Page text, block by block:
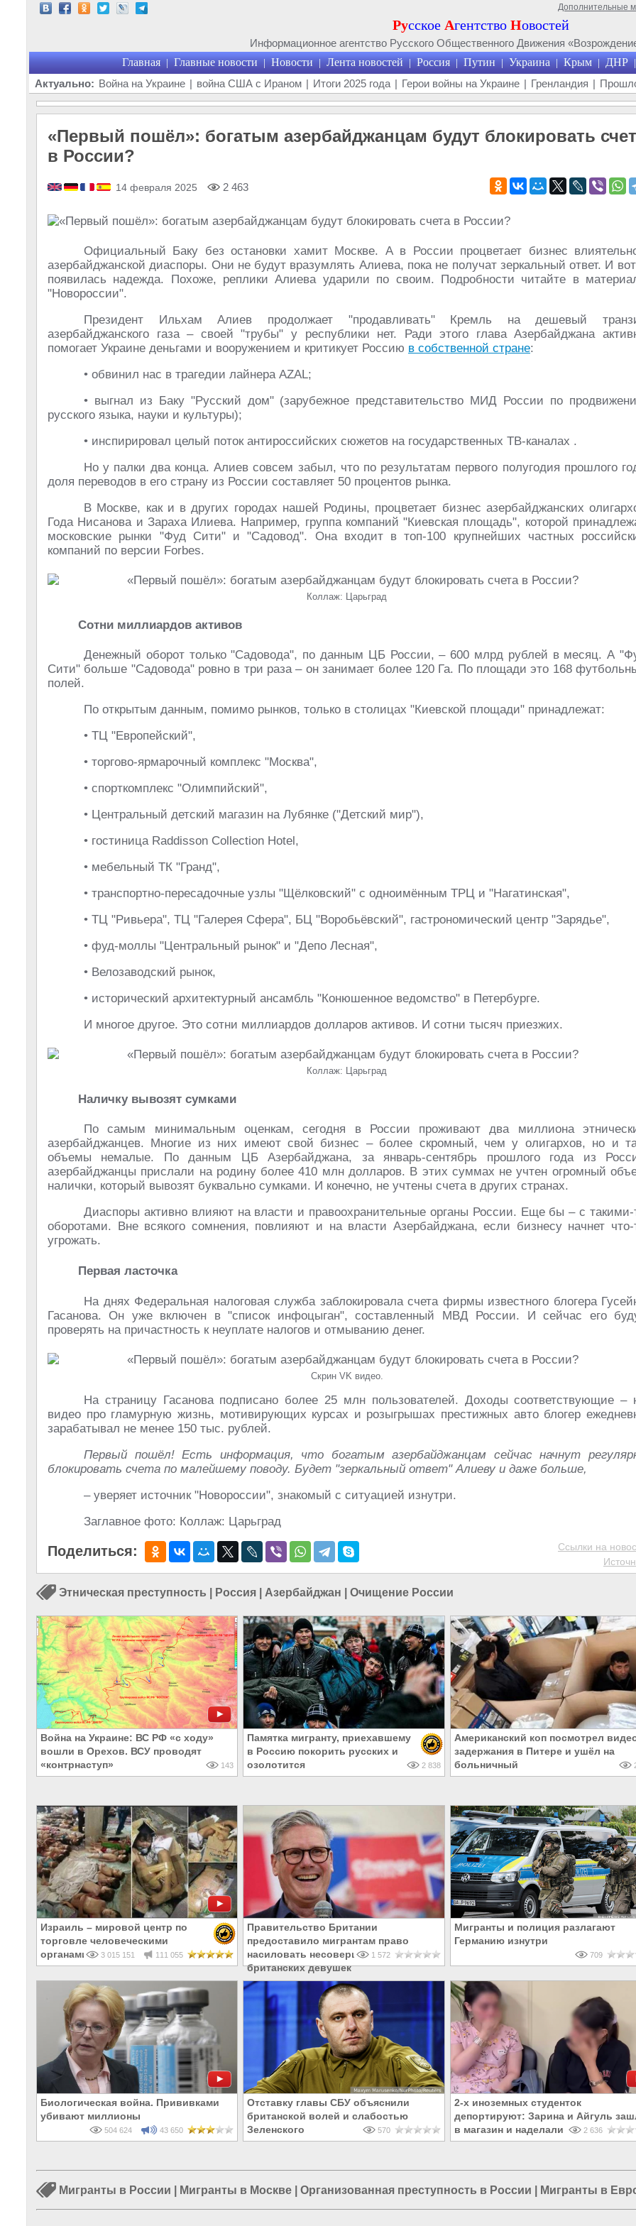
Дополнительные
Русское Агентство Новостей
Информационное агентство Русского Общественного Движения
Главная | Главные новости | Новости | Лента новостей | Россия | Путин | Украина | Крым | ДНР |
Актуально: Война на Украине | война США с Ираном | Итоги 2025 года | Герои войны на Украине | Гренландия |
«Первый пошёл»: богатым азербайджанцам будут блокировать
в России?
14 февраля 2025 2 463
Официальный Баку без остановки хамит Москве. А в России процветает бизнес
азербайджанской диаспоры. Они не будут вразумлять Алиева, пока не получат зеркальный ответ. И
появилась надежда. Похоже, реплики Алиева ударили по своим. Подробности читайте в
"Новороссии".
Президент Ильхам Алиев продолжает "продавливать" Кремль на дешевый
азербайджанского газа – своей "трубы" у республики нет. Ради этого глава Азербайджана
помогает Украине деньгами и вооружением и критикует Россию в собственной стране:
• обвинил нас в трагедии лайнера AZAL;
• выгнал из Баку "Русский дом" (зарубежное представительство МИД России по
русского языка, науки и культуры);
• инспирировал целый поток антироссийских сюжетов на государственных ТВ-каналах .
Но у палки два конца. Алиев совсем забыл, что по результатам первого полугодия прошлого
доля переводов в его страну из России составляет 50 процентов рынка.
В Москве, как и в других городах нашей Родины, процветает бизнес азербайджанских
Года Нисанова и Зараха Илиева. Например, группа компаний "Киевская площадь", которой
московские рынки "Фуд Сити" и "Садовод". Она входит в топ-100 крупнейших частных
компаний по версии Forbes.
Коллаж: Царьград
Сотни миллиардов активов
Денежный оборот только "Садовода", по данным ЦБ России, – 600 млрд рублей в месяц. А
Сити" больше "Садовода" ровно в три раза – он занимает более 120 Га. По площади это 168
полей.
По открытым данным, помимо рынков, только в столицах "Киевской площади" принадлежат:
• ТЦ "Европейский",
• торгово-ярмарочный комплекс "Москва",
• спорткомплекс "Олимпийский",
• Центральный детский магазин на Лубянке ("Детский мир"),
• гостиница Raddisson Collection Hotel,
• мебельный ТК "Гранд",
• транспортно-пересадочные узлы "Щёлковский" с одноимённым ТРЦ и "Нагатинская",
• ТЦ "Ривьера", ТЦ "Галерея Сфера", БЦ "Воробьёвский", гастрономический центр "Зарядье",
• фуд-моллы "Центральный рынок" и "Депо Лесная",
• Велозаводский рынок,
• исторический архитектурный ансамбль "Конюшенное ведомство" в Петербурге.
И многое другое. Это сотни миллиардов долларов активов. И сотни тысяч приезжих.
Коллаж: Царьград
Наличку вывозят сумками
По самым минимальным оценкам, сегодня в России проживают два миллиона
азербайджанцев. Многие из них имеют свой бизнес – более скромный, чем у олигархов, но и
объемы немалые. По данным ЦБ Азербайджана, за январь-сентябрь прошлого года из
азербайджанцы прислали на родину более 410 млн долларов. В этих суммах не учтен огромный
налички, который вывозят буквально сумками. И конечно, не учтены счета в других странах.
Диаспоры активно влияют на власти и правоохранительные органы России. Еще бы – с такими-
оборотами. Вне всякого сомнения, повлияют и на власти Азербайджана, если бизнесу начнет что-
угрожать.
Первая ласточка
На днях Федеральная налоговая служба заблокировала счета фирмы известного блогера
Гасанова. Он уже включен в "список инфоцыган", составленный МВД России. И сейчас его
проверять на причастность к неуплате налогов и отмыванию денег.
Скрин VK видео.
На страницу Гасанова подписано более 25 млн пользователей. Доходы соответствующие –
видео про гламурную жизнь, мотивирующих курсах и розыгрышах престижных авто блогер
зарабатывал не менее 150 тыс. рублей.
Первый пошёл! Есть информация, что богатым азербайджанцам сейчас начнут
блокировать счета по малейшему поводу. Будет "зеркальный ответ" Алиеву и даже больше,
– уверяет источник "Новороссии", знакомый с ситуацией изнутри.
Заглавное фото: Коллаж: Царьград
Поделиться:
Ссылки на
Этническая преступность Россия Азербайджан Очищение России
Война на Украине: ВС РФ «с ходу»
вошли в Орехов. ВСУ проводят
«контрнаступ»
143
Памятка мигранту, приехавшему
в Россию покорить русских и
озолотится
2 838
Американский коп посмотрел
задержания в Питере и ушёл на
больничный
Израиль – мировой центр по
торговле человеческими
органами
3 015 151 111 055
Правительство Британии
предоставило мигрантам право
насиловать несовершеннолетних
британских девушек
1 572
Мигранты и полиция разлагают
Германию изнутри
709
Биологическая война. Прививками
убивают миллионы
504 624 43 650
Отставку главы СБУ объяснили
британской волей и слабостью
Зеленского
570
2-х иноземных студенток
депортируют: Зарина и Айгуль
в магазин и наделали делов
2 636
Мигранты в России Мигранты в Москве Организованная преступность в России Мигранты в